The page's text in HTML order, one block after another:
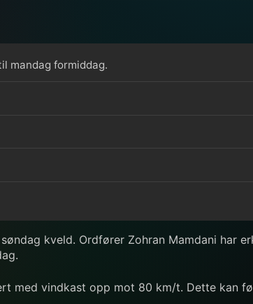
mandag formiddag.
kveld. Ordfører Zohran Mamdani har
med vindkast opp mot 80 km/t. Dette kan